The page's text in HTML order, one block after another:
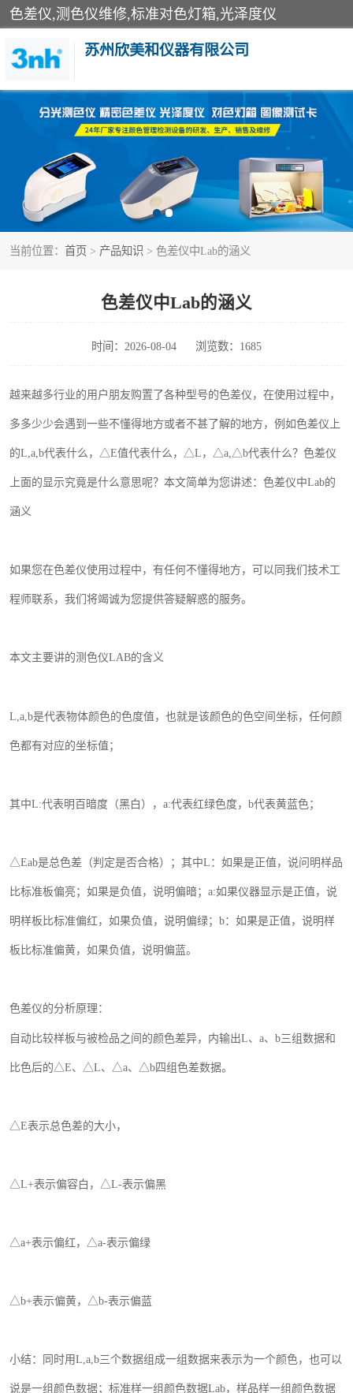
色差仪,测色仪维修,标准对色灯箱,光泽度仪
苏州欣美和仪器有限公司
当前位置： 首页 > 产品知识 > 色差仪中Lab的涵义
色差仪中Lab的涵义
时间：2026-08-04 浏览数：1685
越来越多行业的用户朋友购置了各种型号的色差仪，在使用过程中，
多多少少会遇到一些不懂得地方或者不甚了解的地方，例如色差仪上
的L,a,b代表什么 ， △E值代表什么，△L ，△a,△b代表什么？色差仪
上面的显示究竟是什么意思呢？本文简单为您讲述： 色差仪中Lab的
涵义
如果您在色差仪使用过程中，有任何不懂得地方，可以同我们技术工
程师联系，我们将竭诚为您提供答疑解惑的服务。
本文主要讲的测色仪LAB的含义
L,a,b是代表物体颜色的色度值，也就是该颜色的色空间坐标，任何颜
色都有对应的坐标值；
其中L:代表明百暗度（黑白）， a:代表红绿色度， b代表黄蓝色；
△Eab是总色差（判定是否合格）；其中L ：如果是正值，说问明样品
比标准板偏亮；如果是负值，说明偏暗； a:如果仪器显示是正值，说
明样板比标准偏红，如果负值，说明偏绿； b：如果是正值，说明样
板比标准偏黄，如果负值，说明偏蓝。
色差仪的分析原理：
自动比较样板与被检品之间的颜色差异，内输出L、 a、 b三组数据和
比色后的△E、△L、△a、△b四组色差数据。
△E表示总色差的大小，
△L+表示偏容白，△L-表示偏黑
△a+表示偏红，△a-表示偏绿
△b+表示偏黄，△b-表示偏蓝
小结：同时用L,a,b三个数据组成一组数据来表示为一个颜色，也可以
说是一组颜色数据；标准样一组颜色数据Lab，样品样一组颜色数据
3nh色差仪
分光色差仪
美能达色差计
3nh分光测色仪
炉温仪维修
行业色差仪
配色软件
印刷看样台